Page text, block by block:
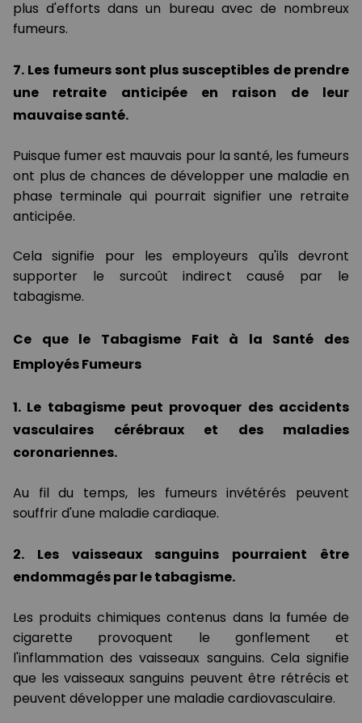
plus d'efforts dans un bureau avec de nombreux
fumeurs.
7. Les fumeurs sont plus susceptibles de prendre
une retraite anticipée en raison de leur
mauvaise santé.
Puisque fumer est mauvais pour la santé, les fumeurs
ont plus de chances de développer une maladie en
phase terminale qui pourrait signifier une retraite
anticipée.
Cela signifie pour les employeurs qu'ils devront
supporter le surcoût indirect causé par le
tabagisme.
Ce que le Tabagisme Fait à la Santé des
Employés Fumeurs
1. Le tabagisme peut provoquer des accidents
vasculaires cérébraux et des maladies
coronariennes.
Au fil du temps, les fumeurs invétérés peuvent
souffrir d'une maladie cardiaque.
2. Les vaisseaux sanguins pourraient être
endommagés par le tabagisme.
Les produits chimiques contenus dans la fumée de
cigarette provoquent le gonflement et
l'inflammation des vaisseaux sanguins. Cela signifie
que les vaisseaux sanguins peuvent être rétrécis et
peuvent développer une maladie cardiovasculaire.